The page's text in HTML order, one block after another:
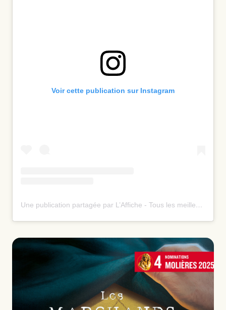
Voir cette publication sur Instagram
Une publication partagée par L’Affiche - Tous les meilleurs spectacles ⭐️ (@laffiche.co)